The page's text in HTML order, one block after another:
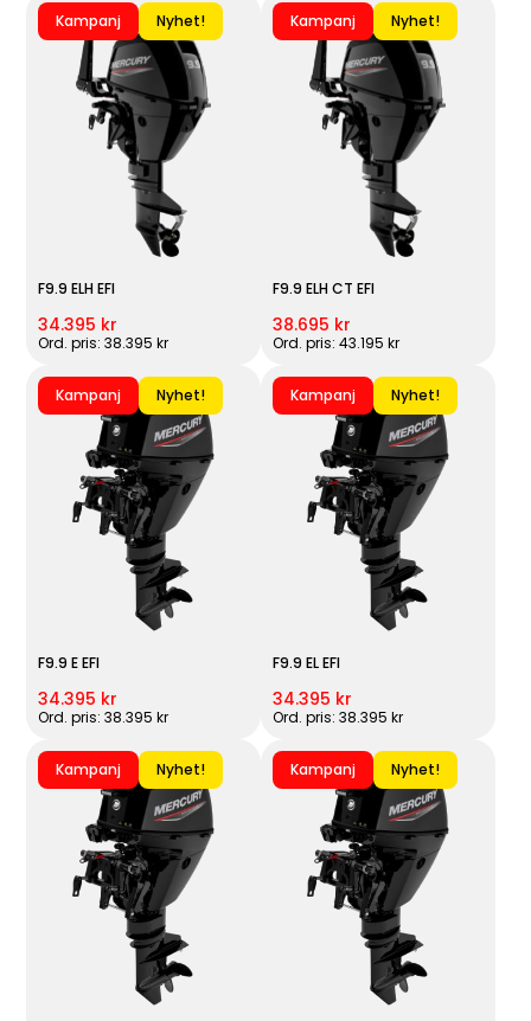
Kampanj Nyhet!
F9.9 ELH EFI
34.395 kr
Ord. pris: 38.395 kr
Kampanj Nyhet!
F9.9 ELH CT EFI
38.695 kr
Ord. pris: 43.195 kr
Kampanj Nyhet!
F9.9 E EFI
34.395 kr
Ord. pris: 38.395 kr
Kampanj Nyhet!
F9.9 EL EFI
34.395 kr
Ord. pris: 38.395 kr
Kampanj Nyhet! Kampanj Nyhet!